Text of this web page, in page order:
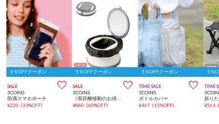
5％OFFクーポン
SALE 
3COINS
防滴スマホポーチ
¥220 (33%OFF)
5％OFFクーポン
SALE 
3COINS
¥880 (60%OFF)
5％OFFクーポン
TIME SALE 
3COINS
ボトルカバー
¥467 (15%OFF)
5％
TIME
¥561